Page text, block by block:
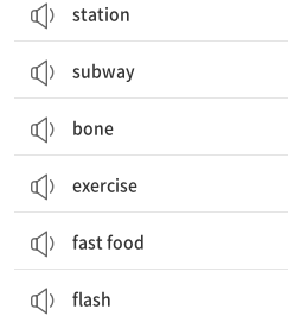
station
subway
bone
exercise
fast food
flash